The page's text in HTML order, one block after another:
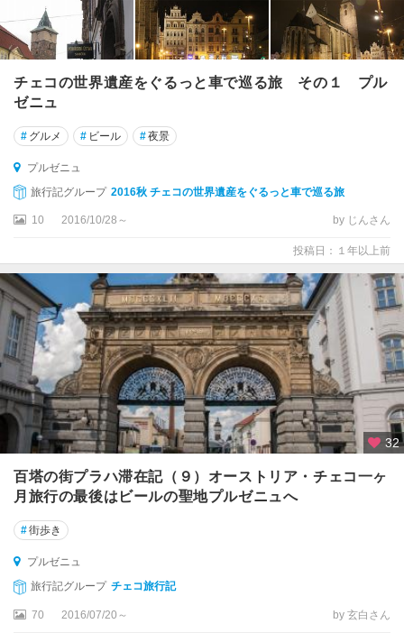
チェコの世界遺産をぐるっと車で巡る旅 その１ プル
ゼニュ
# グルメ # ビール #夜景
プルゼニュ
旅行記グループ 2016秋 チェコの世界遺産をぐるっと車で巡る旅
10 2016/10/28～ by じんさん
投稿日：１年以上前
32
百塔の街プラハ滞在記（９）オーストリア・チェコ一ヶ
月旅行の最後はビールの聖地プルゼニュへ
#街歩き
プルゼニュ
旅行記グループ チェコ旅行記
70 2016/07/20～ by 玄白さん